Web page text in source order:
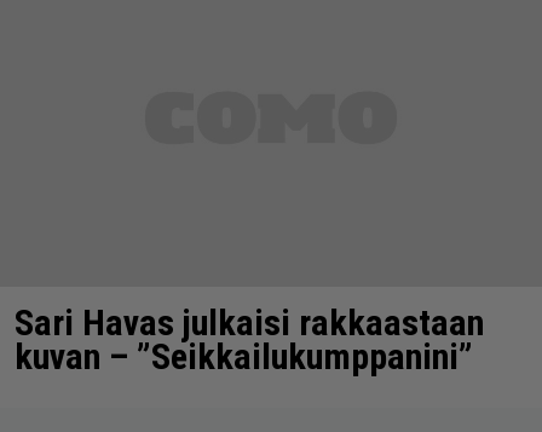
Sari Havas julkaisi rakkaastaan
kuvan – ”Seikkailukumppanini”